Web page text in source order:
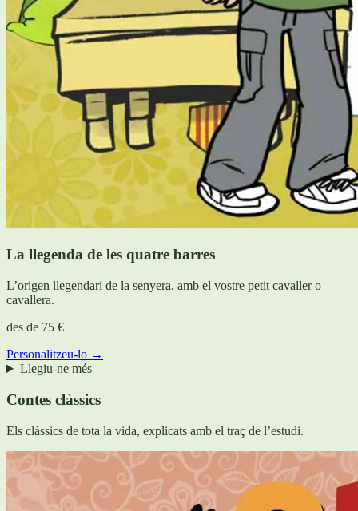
La llegenda de les quatre barres
L’origen llegendari de la senyera, amb el vostre petit cavaller o
cavallera.
des de 75 €
Personalitzeu-lo →
Llegiu-ne més
Contes clàssics
Els clàssics de tota la vida, explicats amb el traç de l’estudi.